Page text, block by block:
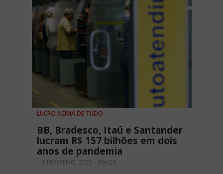
LUCRO ACIMA DE TUDO
BB, Bradesco, Itaú e Santander
lucram R$ 157 bilhões em dois
anos de pandemia
16 FEVEREIRO, 2022 - 09H20